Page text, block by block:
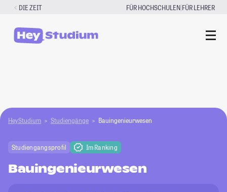
Zum
springen
DIE ZEIT FÜR HOCHSCHULEN|FÜR LEHRER
HeyStudium Studiengänge Bauingenieurwesen
Studiengangsprofil Im Ranking
Bauingenieurwesen